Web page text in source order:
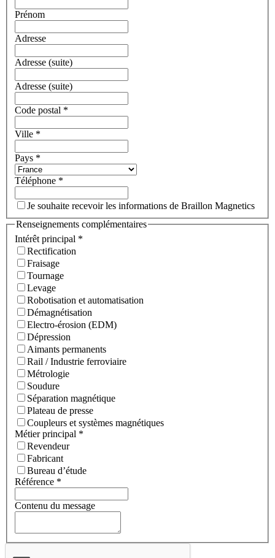
Prénom
Adresse
Adresse (suite)
Adresse (suite)
Code postal *
Ville *
Pays *
Téléphone *
Je souhaite recevoir les informations de Braillon Magnetics
Renseignements complémentaires
Intérêt principal *
Rectification
Fraisage
Tournage
Levage
Robotisation et automatisation
Démagnétisation
Electro-érosion (EDM)
Dépression
Aimants permanents
Rail / Industrie ferroviaire
Métrologie
Soudure
Séparation magnétique
Plateau de presse
Coupleurs et systèmes magnétiques
Métier principal *
Revendeur
Fabricant
Bureau d’étude
Référence *
Contenu du message